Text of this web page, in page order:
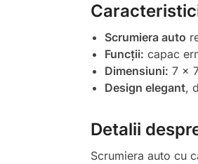
Scrumiera auto
Funcții: capac
Dimensiuni: 7 x
Design elegant,
Detalii
Scrumiera auto cu